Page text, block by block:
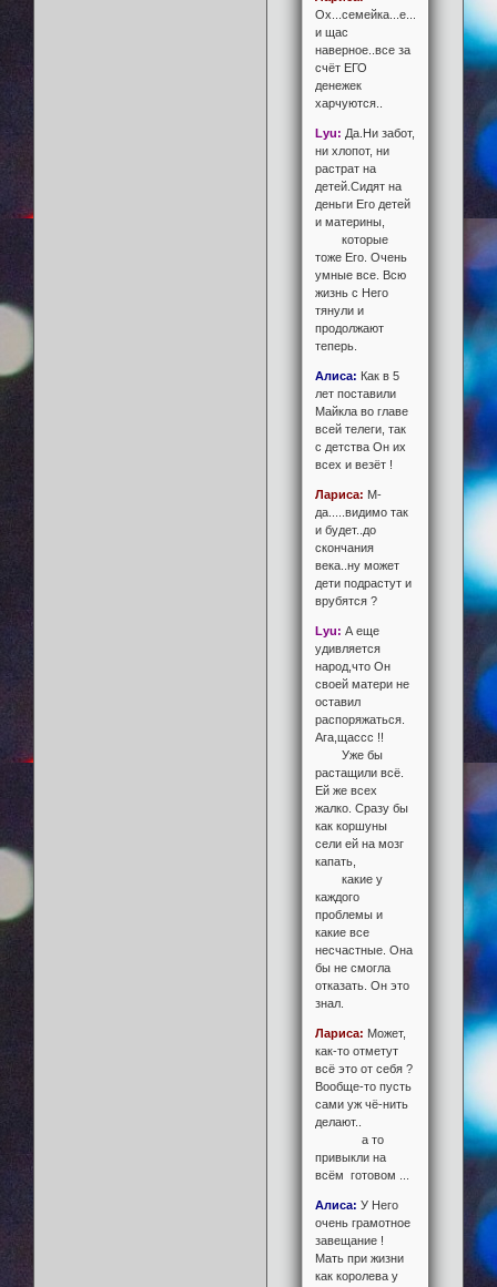
и щас
наверное..все за
счёт ЕГО
денежек
харчуются..
Lyu: Да.Ни забот,
ни хлопот, ни
растрат на
детей.Сидят на
деньги Его детей
и материны,
которые
тоже Его. Очень
умные все. Всю
жизнь с Него
тянули и
продолжают
теперь.
Алиса: Как в 5
лет поставили
Майкла во главе
всей телеги, так
с детства Он их
всех и везёт !
Лариса: М-
да.....видимо так
и будет..до
скончания
века..ну может
дети подрастут и
врубятся ?
Lyu: А еще
удивляется
народ,что Он
своей матери не
оставил
распоряжаться.
Ага,щассс !!
Уже бы
растащили всё.
Ей же всех
жалко. Сразу бы
как коршуны
сели ей на мозг
капать,
какие у
каждого
проблемы и
какие все
несчастные. Она
бы не смогла
отказать. Он это
знал.
Лариса: Может,
как-то отметут
всё это от себя ?
Вообще-то пусть
сами уж чё-нить
делают..
а то
привыкли на
всём готовом ...
Алиса: У Него
очень грамотное
завещание !
Мать при жизни
как королева у